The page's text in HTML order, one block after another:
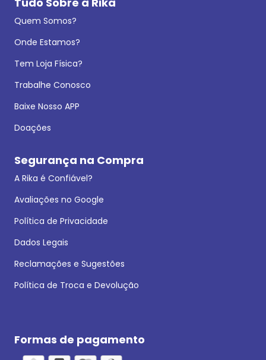
Quem Somos?
Onde Estamos?
Tem Loja Física?
Trabalhe Conosco
Baixe Nosso APP
Doações
Segurança na Compra
A Rika é Confiável?
Avaliações no Google
Política de Privacidade
Dados Legais
Reclamações e Sugestões
Política de Troca e Devolução
Formas de pagamento